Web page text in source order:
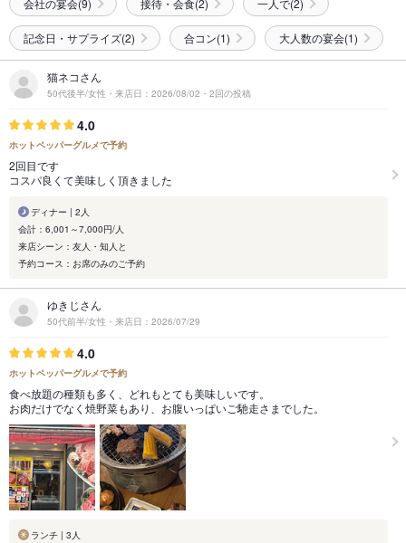
記念日・サプライズ(2) 合コン(1) 大人数の宴会(1)
猫ネコさん
50代後半/女性・来店日：2026/08/02・2回の投稿
4.0
ホットペッパーグルメで予約
2回目です
コスパ良くて美味しく頂きました
ディナー | 2人
会計：6,001～7,000円/人
来店シーン：友人・知人と
予約コース：お席のみのご予約
ゆきじさん
50代前半/女性・来店日：2026/07/29
4.0
ホットペッパーグルメで予約
食べ放題の種類も多く、どれもとても美味しいです。
お肉だけでなく焼野菜もあり、お腹いっぱいご馳走さまでした。
ランチ | 3人